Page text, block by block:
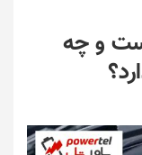
و چه